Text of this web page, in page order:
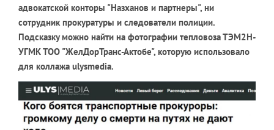
адвокатской конторы "Назханов и партнеры", ни
сотрудник прокуратуры и следователи полиции.
Подсказку можно найти на фотографии тепловозаТЭМ2Н-
УГМК ТОО "ЖелДорТранс-Актобе", которую использовало
для коллажа ulysmedia.